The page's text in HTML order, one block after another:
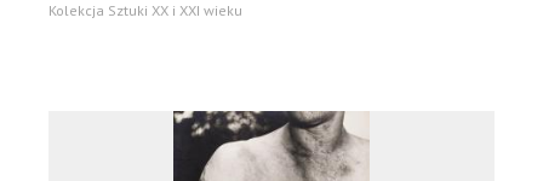
Kolekcja Sztuki XX i XXI wieku